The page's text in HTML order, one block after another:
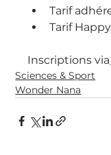
Tarif
Tarif
Inscriptions via
Sciences & Sport
Wonder Nana